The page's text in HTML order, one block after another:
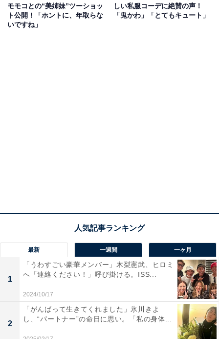
モモコとの“美姉妹”ツーショッ
ト公開！「ホントに、年取らな
いですね」
しい私服コーデに絶賛の声！
「鬼かわ」「とてもキュート」
最新 一週間 一ヶ月
1
「うわすごい豪華メンバー」木梨憲武、ヒロミ
へ「連絡ください！」呼び掛ける。ISS...
2024/10/17
2
「がんばって生きてくれました」氷川きよ
し、“パートナー”の命日に思い。「私の身体...